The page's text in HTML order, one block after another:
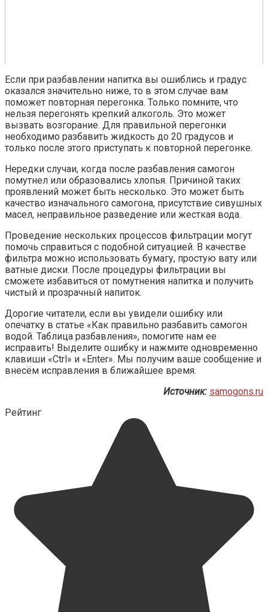
Если при разбавлении напитка вы ошиблись и градус
оказался значительно ниже, то в этом случае вам
поможет повторная перегонка. Только помните, что
нельзя перегонять крепкий алкоголь. Это может
вызвать возгорание. Для правильной перегонки
необходимо разбавить жидкость до 20 градусов и
только после этого приступать к повторной перегонке.
Нередки случаи, когда после разбавления самогон
помутнел или образовались хлопья. Причиной таких
проявлений может быть несколько. Это может быть
качество изначального самогона, присутствие сивушных
масел, неправильное разведение или жесткая вода.
Проведение нескольких процессов фильтрации могут
помочь справиться с подобной ситуацией. В качестве
фильтра можно использовать бумагу, простую вату или
ватные диски. После процедуры фильтрации вы
сможете избавиться от помутнения напитка и получить
чистый и прозрачный напиток.
Дорогие читатели, если вы увидели ошибку или
опечатку в статье «Как правильно разбавить самогон
водой. Таблица разбавления», помогите нам ее
исправить! Выделите ошибку и нажмите одновременно
клавиши «Ctrl» и «Enter». Мы получим ваше сообщение и
внесём исправления в ближайшее время.
Источник: samogons.ru
Рейтинг